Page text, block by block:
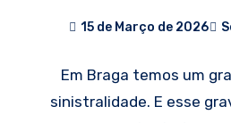
15 de Março de 2026
Em Braga temos um
sinistralidade. E esse